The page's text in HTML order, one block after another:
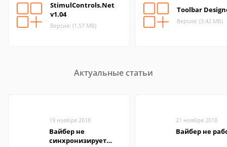
StimulControls.Net
v1.04
Версия: (1.57 МБ)
Toolbar
Версия: (3.42 МБ)
Актуальные статьи
19 ноября 2018
Вайбер не
синхронизирует
21 ноября 2018
Вайбер не